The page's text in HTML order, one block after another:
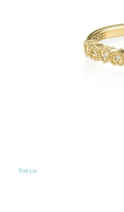
Poésie